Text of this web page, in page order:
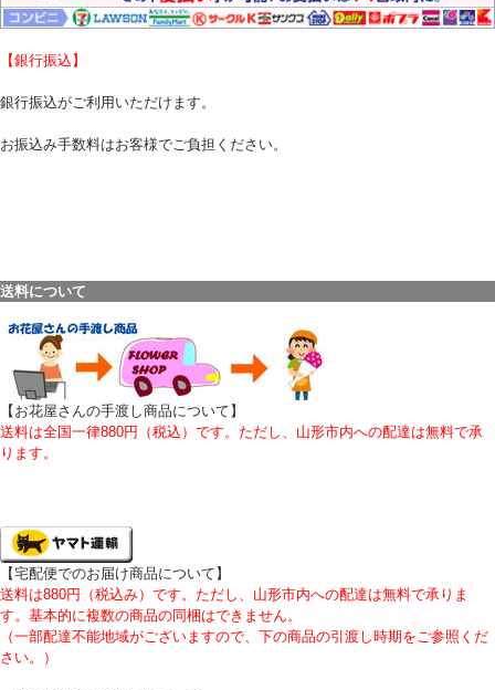
【銀行振込】
銀行振込がご利用いただけます。
お振込み手数料はお客様でご負担ください。
送料について
【お花屋さんの手渡し商品について 】
送料は全国一律880円（税込）です。ただし、山形市内への配達は無料で承
ります。
【宅配便でのお届け商品について】
送料は880円（税込み）です。ただし、山形市内への配達は無料で承りま
す。基本的に複数の商品の同梱はできません。
（一部配達不能地域がございますので、下の商品の引渡し時期をご参照くだ
さい。）